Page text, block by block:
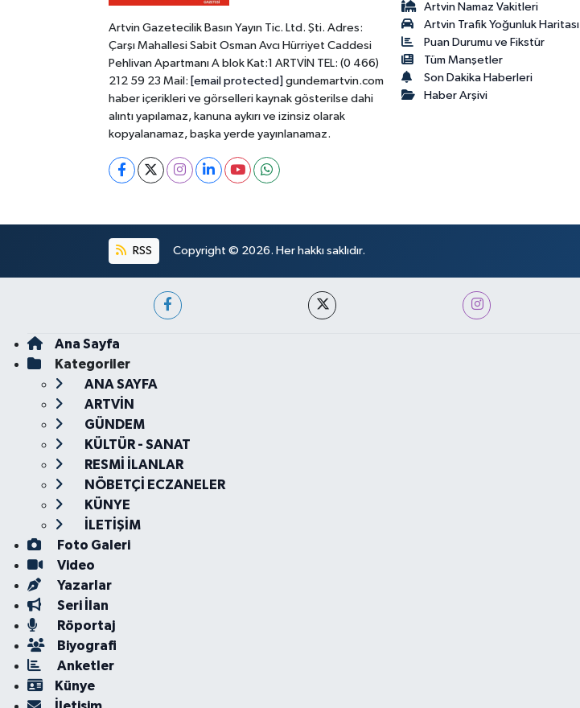
Artvin Gazetecilik Basın Yayın Tic. Ltd. Şti. Adres:
Çarşı Mahallesi Sabit Osman Avcı Hürriyet Caddesi
Pehlivan Apartmanı A blok Kat:1 ARTVİN TEL: (0 466)
212 59 23 Mail: [email protected] gundemartvin.com
haber içerikleri ve görselleri kaynak gösterilse dahi
alıntı yapılamaz, kanuna aykırı ve izinsiz olarak
kopyalanamaz, başka yerde yayınlanamaz.
Artvin Namaz Vakitleri
Artvin Trafik Yoğunluk Haritası
Puan Durumu ve Fikstür
Tüm Manşetler
Son Dakika Haberleri
Haber Arşivi
RSS Copyright © 2026. Her hakkı saklıdır.
Ana Sayfa
Kategoriler
ANA SAYFA
ARTVİN
GÜNDEM
KÜLTÜR - SANAT
RESMİ İLANLAR
NÖBETÇİ ECZANELER
KÜNYE
İLETİŞİM
Foto Galeri
Video
Yazarlar
Seri İlan
Röportaj
Biyografi
Anketler
Künye